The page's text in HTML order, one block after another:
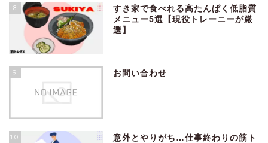
8
すき家で食べれる高たんぱく低脂質
メニュー5選【現役トレーニーが厳
選】
9 お問い合わせ
10
意外とやりがち…仕事終わりの筋ト